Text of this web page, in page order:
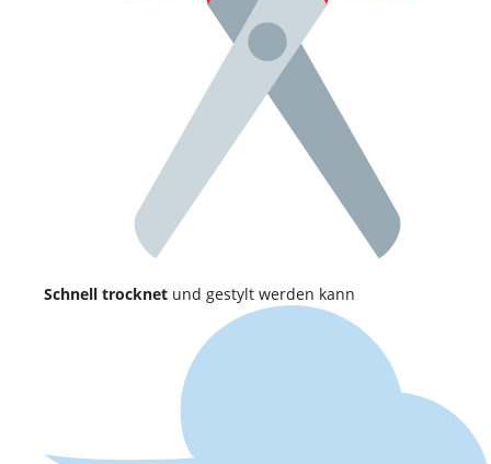
Schnell trocknet und gestylt werden kann